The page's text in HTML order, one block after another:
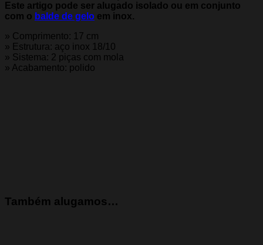
Este artigo pode ser alugado isolado ou em conjunto
com o balde de gelo em inox.
» Comprimento: 17 cm
» Estrutura: aço inox 18/10
» Sistema: 2 piças com mola
» Acabamento: polido
Também alugamos…